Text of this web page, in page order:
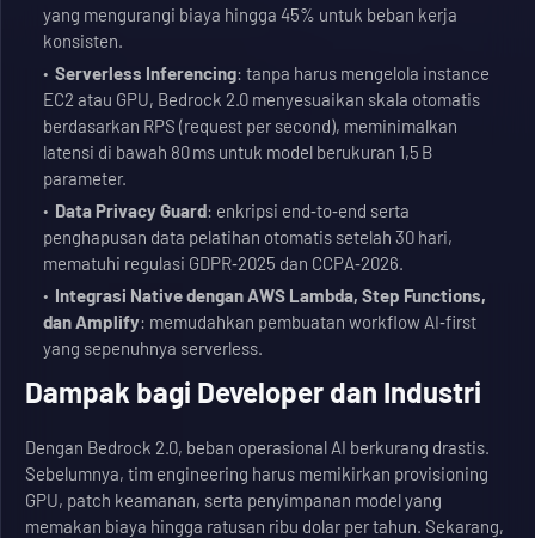
yang mengurangi biaya hingga 45% untuk beban kerja
konsisten.
Serverless Inferencing: tanpa harus mengelola instance
EC2 atau GPU, Bedrock 2.0 menyesuaikan skala otomatis
berdasarkan RPS (request per second), meminimalkan
latensi di bawah 80 ms untuk model berukuran 1,5 B
parameter.
Data Privacy Guard: enkripsi end‑to‑end serta
penghapusan data pelatihan otomatis setelah 30 hari,
mematuhi regulasi GDPR‑2025 dan CCPA‑2026.
Integrasi Native dengan AWS Lambda, Step Functions,
dan Amplify: memudahkan pembuatan workflow AI‑first
yang sepenuhnya serverless.
Dampak bagi Developer dan Industri
Dengan Bedrock 2.0, beban operasional AI berkurang drastis.
Sebelumnya, tim engineering harus memikirkan provisioning
GPU, patch keamanan, serta penyimpanan model yang
memakan biaya hingga ratusan ribu dolar per tahun. Sekarang,